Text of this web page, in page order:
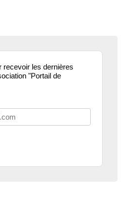
recevoir les dernières
"Portail de